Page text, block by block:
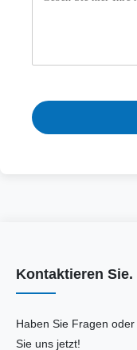
Kontaktieren Sie.
Haben Sie Fragen
Sie uns jetzt!